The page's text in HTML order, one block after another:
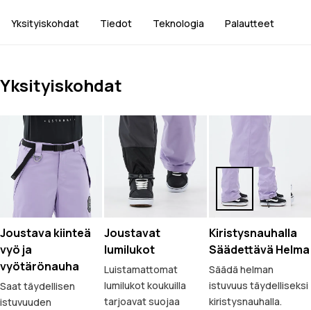
Yksityiskohdat Tiedot Teknologia Palautteet
Yksityiskohdat
Joustava kiinteä
vyö ja
vyötärönauha
Saat täydellisen
istuvuuden
Joustavat
lumilukot
Luistamattomat
lumilukot koukuilla
tarjoavat suojaa
Kiristysnauhalla
Säädettävä Helma
Säädä helman
istuvuus täydelliseksi
kiristysnauhalla.